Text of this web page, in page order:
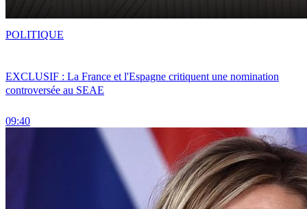
EXCLUSIF : La France et l'Espagne critiquent une nomination
controversée au SEAE
09:40
POLITIQUE